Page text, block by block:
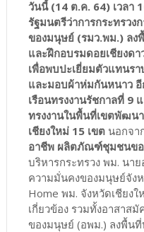
วันนี้ (14 ต.ค. 64) เวลา
รัฐมนตรีว่าการกระทรว
ของมนุษย์ (รมว.พม.) ลง
และฝึกอบรมดอยเชียงด
เพื่อพบปะเยี่ยมตัวแทนร
และมอบผ้าห่มกันหนาว
เรือนทรงงานรัชกาลที่ 9
ทรงงานในพื้นที่เขตพัฒน
เชียงใหม่ 15 เขตนอกจา
อาชีพ ผลิตภัณฑ์ชุมชนขอ
บริหารกระทรวง พม. นา
ความมั่นคงของมนุษย์จัง
Home พม. จังหวัดเชียง
เกี่ยวข้อง รวมทั้งอาสาส
ของมนุษย์ (อพม.) ลงพื้น